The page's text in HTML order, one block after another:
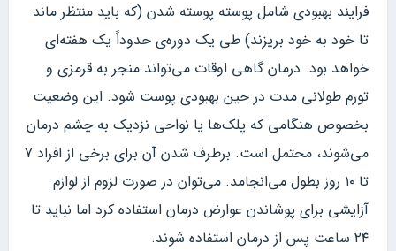
فرایند بهبودی شامل پوسته پوسته شدن (که باید منتظر ماند
تا خود به خود بریزند) طی یک دوره‌ی حدوداً یک هفته‌ای
خواهد بود. درمان گاهی اوقات می‌تواند منجر به قرمزی و
تورم طولانی مدت در حین بهبودی پوست شود. این وضعیت
بخصوص هنگامی که پلک‌ها یا نواحی نزدیک به چشم درمان
می‌شوند، محتمل است. برطرف شدن آن برای برخی از افراد ۷
تا ۱۰ روز بطول می‌انجامد. می‌توان در صورت لزوم از لوازم
آزایشی برای پوشاندن عوارض درمان استفاده کرد اما نباید تا
۲۴ ساعت پس از درمان استفاده شوند.